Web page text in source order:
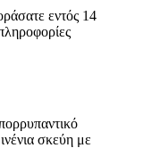
εντός 14
σκεύη με